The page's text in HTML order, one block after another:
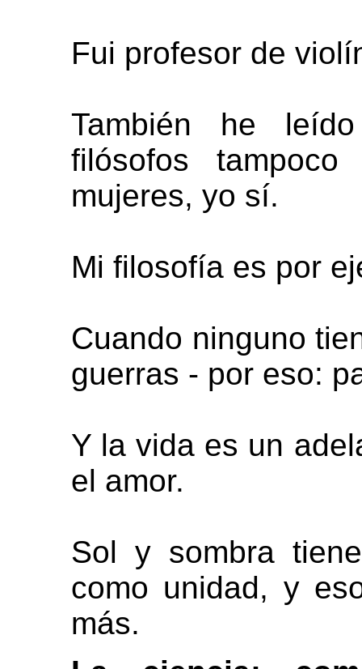
Fui profesor de
También he
filósofos
mujeres, yo sí.
Mi filosofía es por
Cuando ninguno
guerras - por eso:
Y la vida es un
el amor.
Sol y sombra
como unidad, y
más.